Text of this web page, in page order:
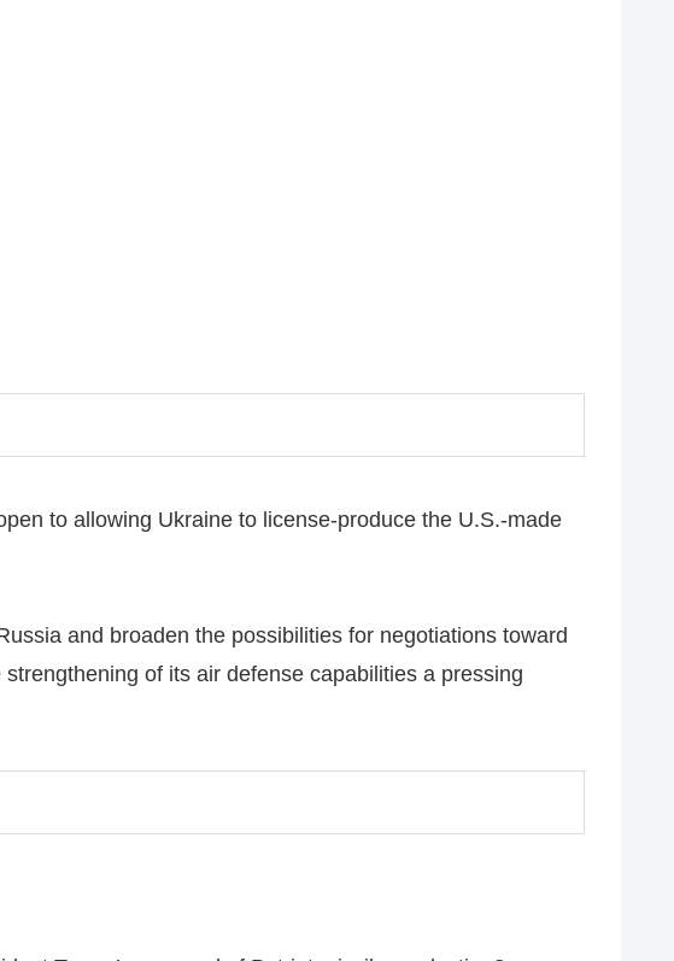
to allowing Ukraine to license-produce the U.S.-made
and broaden the possibilities for negotiations toward
of its air defense capabilities a pressing